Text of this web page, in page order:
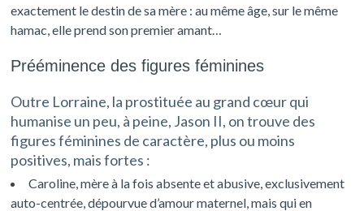
exactement le destin de sa mère : au même âge, sur le même
hamac, elle prend son premier amant…
Prééminence des figures féminines
Outre Lorraine, la prostituée au grand cœur qui
humanise un peu, à peine, Jason II, on trouve des
figures féminines de caractère, plus ou moins
positives, mais fortes :
Caroline, mère à la fois absente et abusive, exclusivement
auto-centrée, dépourvue d’amour maternel, mais qui en